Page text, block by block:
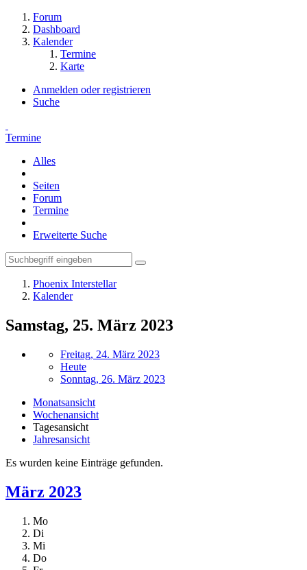
Forum
Dashboard
Kalender
Termine
Karte
Anmelden oder registrieren
Suche
Termine
Alles
Seiten
Forum
Termine
Erweiterte Suche
Phoenix Interstellar
Kalender
Samstag, 25. März 2023
Freitag, 24. März 2023
Heute
Sonntag, 26. März 2023
Monatsansicht
Wochenansicht
Tagesansicht
Jahresansicht
Es wurden keine Einträge gefunden.
März 2023
Mo
Di
Mi
Do